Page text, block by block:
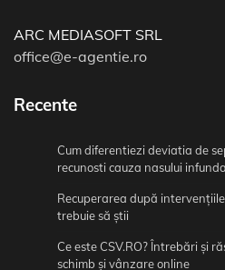
ARC MEDIASOFT SRL
office@e-agentie.ro
Recente
Cum diferentiezi deviatia de
recunosti cauza nasului
Recuperarea după
trebuie să știi
Ce este CSV.RO? Întrebări și
schimb și vânzare online